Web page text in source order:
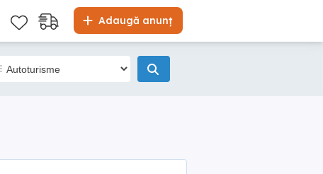
Adaugă anunț